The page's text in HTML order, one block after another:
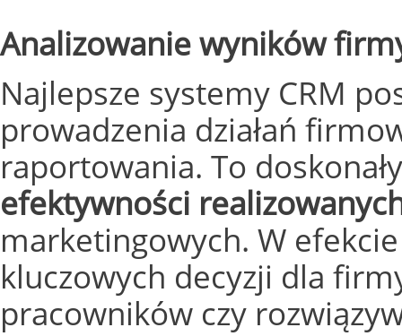
Analizowanie wyników
Najlepsze systemy CRM
prowadzenia działań
raportowania. To
efektywności
marketingowych. W
kluczowych decyzji dla
pracowników czy